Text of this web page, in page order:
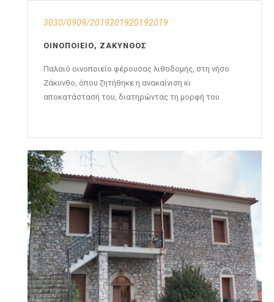
3030/0909/2019201920192019
ΟΙΝΟΠΟΙΕΊΟ, ΖΆΚΥΝΘΟΣ
Παλαιό οινοποιείο φέρουσας λιθοδομής, στη νήσο
Ζάκυνθο, όπου ζητήθηκε η ανακαίνιση κι
αποκατάστασή του, διατηρώντας τη μορφή του